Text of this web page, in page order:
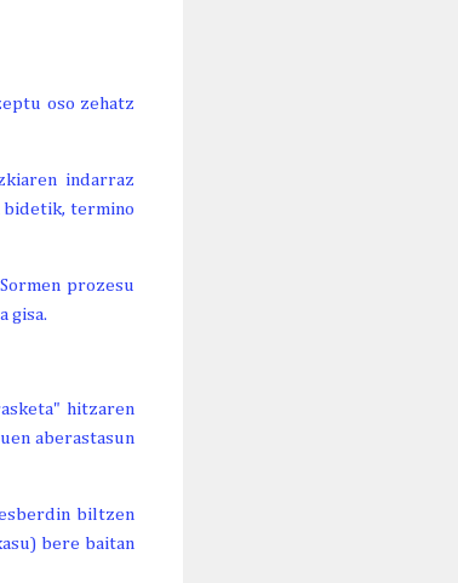
oso zehatz
indarraz
bidetik, termino
prozesu
gisa.
hitzaren
aberastasun
biltzen
bere baitan